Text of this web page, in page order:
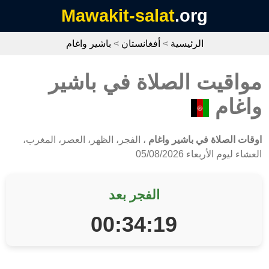
Mawakit-salat.org
الرئيسية > أفغانستان > باشير واغام
مواقيت الصلاة في باشير
واغام
اوقات الصلاة في باشير واغام ، الفجر، الظهر، العصر، المغرب،
العشاء ليوم الأربعاء 05/08/2026
الفجر بعد
00:34:19